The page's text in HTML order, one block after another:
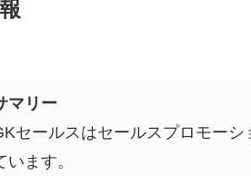
マリー
セールスはセールスプロモー
います。